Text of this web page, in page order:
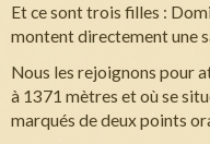
Et ce sont trois filles :
montent directement une
Nous les rejoignons pour
à 1371 mètres et où se
marqués de deux points